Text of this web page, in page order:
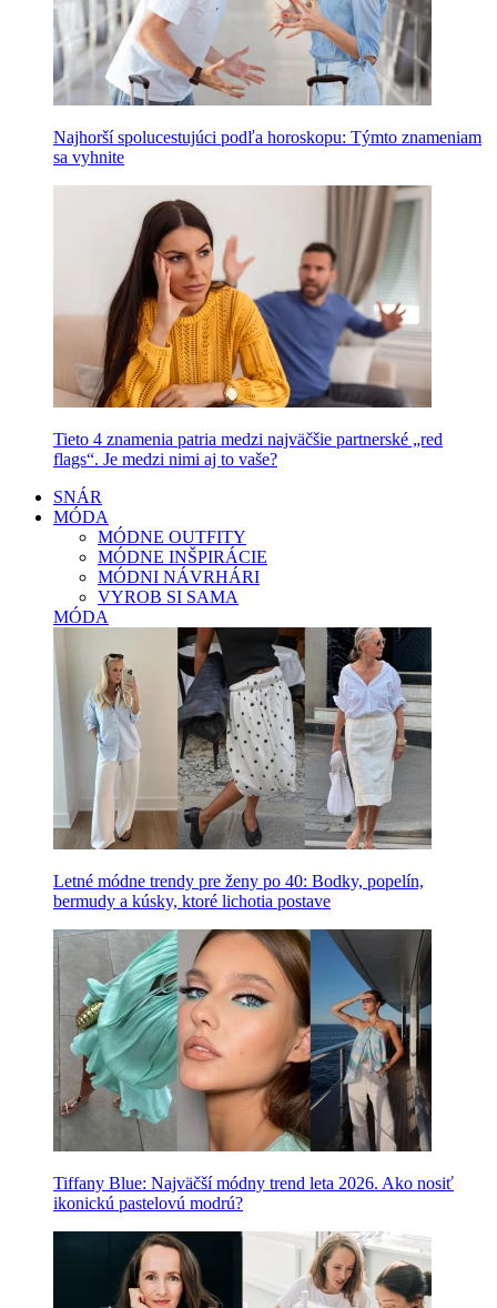
Najhorší spolucestujúci podľa horoskopu: Týmto znameniam
sa vyhnite
Tieto 4 znamenia patria medzi najväčšie partnerské „red
flags“. Je medzi nimi aj to vaše?
SNÁR
MÓDA
MÓDNE OUTFITY
MÓDNE INŠPIRÁCIE
MÓDNI NÁVRHÁRI
VYROB SI SAMA
MÓDA
Letné módne trendy pre ženy po 40: Bodky, popelín,
bermudy a kúsky, ktoré lichotia postave
Tiffany Blue: Najväčší módny trend leta 2026. Ako nosiť
ikonickú pastelovú modrú?